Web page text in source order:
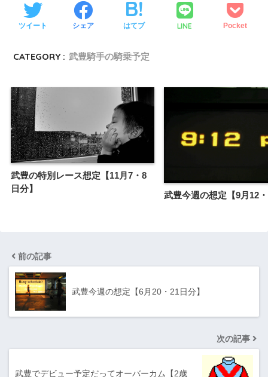
ツイート シェア はてブ LINE Pocket
CATEGORY : 武豊騎手の騎乗予定
武豊の特別レース想定【11月7・8
日分】
武豊今週の想定【9月12
前の記事
武豊今週の想定【6月20・21日分】
次の記事
武豊でデビュー予定だってオーバーカム【2歳